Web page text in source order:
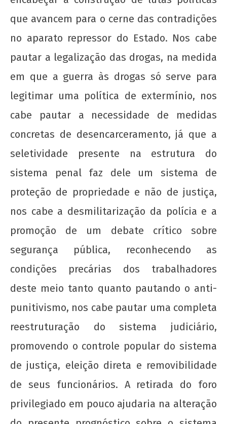
que avancem para o cerne das contradições
no aparato repressor do Estado. Nos cabe
pautar a legalização das drogas, na medida
em que a guerra às drogas só serve para
legitimar uma política de extermínio, nos
cabe pautar a necessidade de medidas
concretas de desencarceramento, já que a
seletividade presente na estrutura do
sistema penal faz dele um sistema de
proteção de propriedade e não de justiça,
nos cabe a desmilitarização da polícia e a
promoção de um debate crítico sobre
segurança pública, reconhecendo as
condições precárias dos trabalhadores
deste meio tanto quanto pautando o anti-
punitivismo, nos cabe pautar uma completa
reestruturação do sistema judiciário,
promovendo o controle popular do sistema
de justiça, eleição direta e removibilidade
de seus funcionários. A retirada do foro
privilegiado em pouco ajudaria na alteração